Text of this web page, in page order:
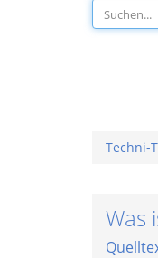
Techni-
Was